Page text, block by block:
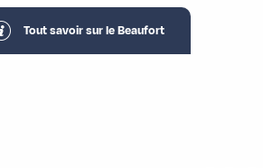
Tout savoir sur le Beaufort